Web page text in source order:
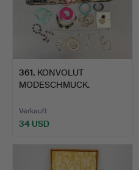
361. KONVOLUT
MODESCHMUCK.
Verkauft
34 USD